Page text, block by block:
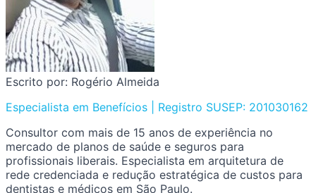
Escrito por: Rogério Almeida
Especialista em Benefícios | Registro SUSEP: 201030162
Consultor com mais de 15 anos de experiência no
mercado de planos de saúde e seguros para
profissionais liberais. Especialista em arquitetura de
rede credenciada e redução estratégica de custos para
dentistas e médicos em São Paulo.